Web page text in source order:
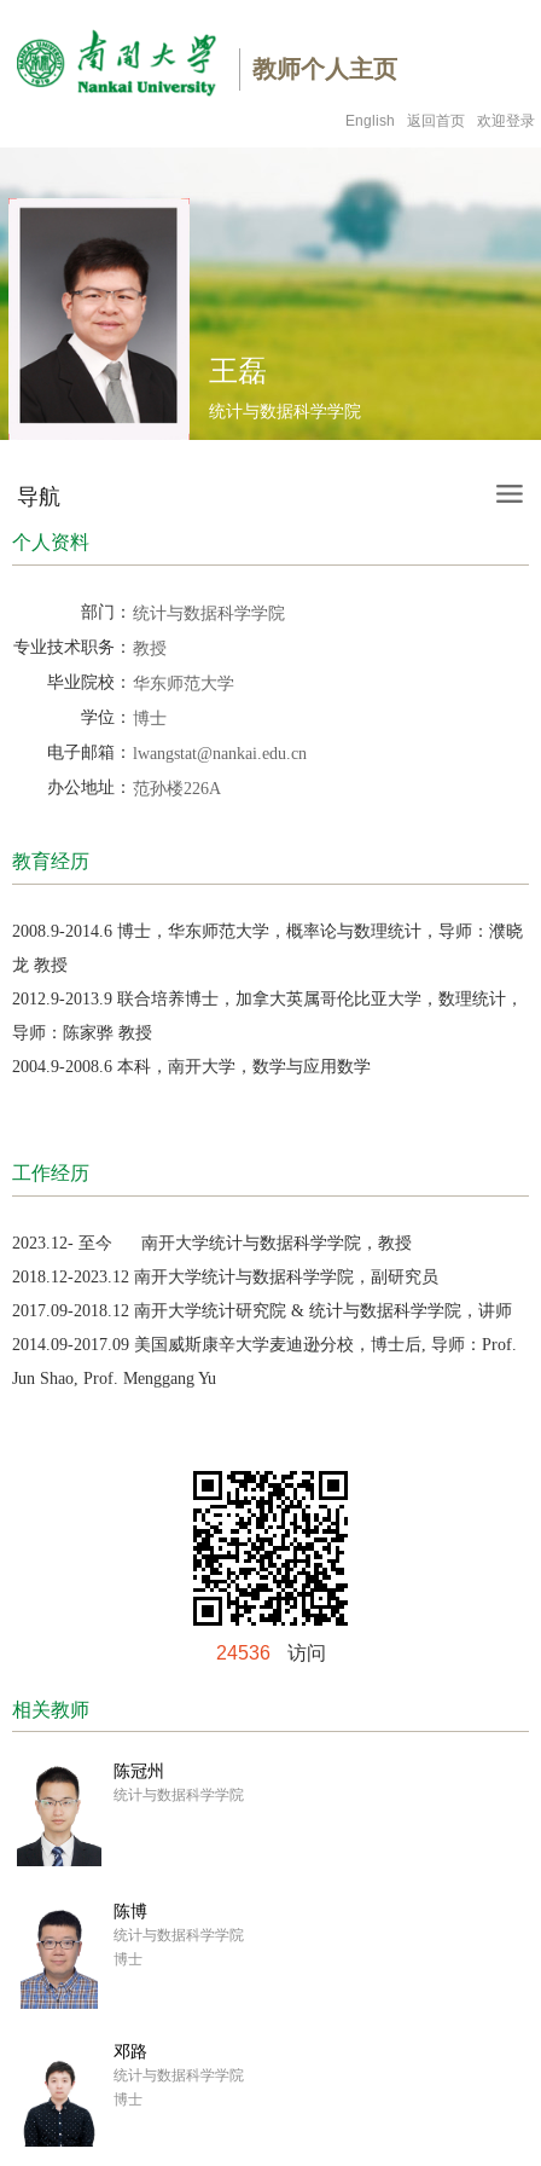
教师个人主页
English 返回首页 欢迎登录
王磊
统计与数据科学学院
导航
个人资料
部门： 统计与数据科学学院
专业技术职务： 教授
毕业院校： 华东师范大学
学位： 博士
电子邮箱： lwangstat@nankai.edu.cn
办公地址： 范孙楼226A
教育经历
2008.9-2014.6 博士，华东师范大学，概率论与数理统计，导师：濮晓
龙 教授
2012.9-2013.9 联合培养博士，加拿大英属哥伦比亚大学，数理统计，
导师：陈家骅 教授
2004.9-2008.6 本科，南开大学，数学与应用数学
工作经历
2023.12- 至今 南开大学统计与数据科学学院，教授
2018.12-2023.12 南开大学统计与数据科学学院，副研究员
2017.09-2018.12 南开大学统计研究院 & 统计与数据科学学院，讲师
2014.09-2017.09 美国威斯康辛大学麦迪逊分校，博士后, 导师：Prof.
Jun Shao, Prof. Menggang Yu
24536 访问
相关教师
陈冠州
统计与数据科学学院
陈博
统计与数据科学学院
博士
邓路
统计与数据科学学院
博士